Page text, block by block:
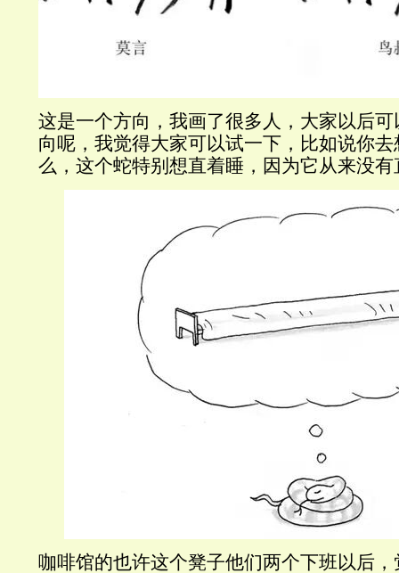
这是一个方向，我画了很多人，大家以后
向呢，我觉得大家可以试一下，比如说你
么，这个蛇特别想直着睡，因为它从来没有
咖啡馆的也许这个凳子他们两个下班以后